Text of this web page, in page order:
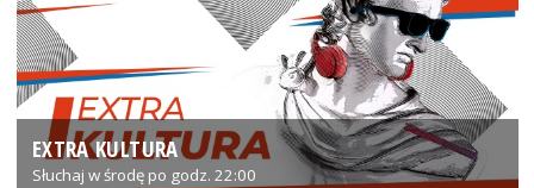
EXTRA KULTURA
Słuchaj w środę po godz. 22:00